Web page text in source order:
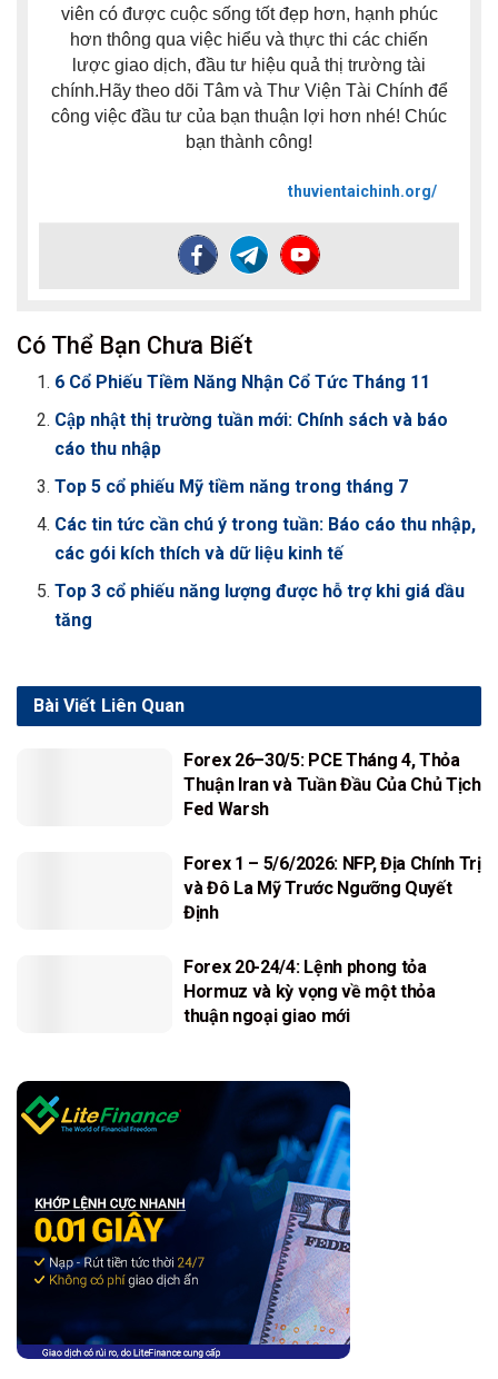
viên có được cuộc sống tốt đẹp hơn, hạnh phúc
hơn thông qua việc hiểu và thực thi các chiến
lược giao dịch, đầu tư hiệu quả thị trường tài
chính.Hãy theo dõi Tâm và Thư Viện Tài Chính để
công việc đầu tư của bạn thuận lợi hơn nhé! Chúc
bạn thành công!
thuvientaichinh.org/
Có Thể Bạn Chưa Biết
6 Cổ Phiếu Tiềm Năng Nhận Cổ Tức Tháng 11
Cập nhật thị trường tuần mới: Chính sách và báo
cáo thu nhập
Top 5 cổ phiếu Mỹ tiềm năng trong tháng 7
Các tin tức cần chú ý trong tuần: Báo cáo thu nhập,
các gói kích thích và dữ liệu kinh tế
Top 3 cổ phiếu năng lượng được hỗ trợ khi giá dầu
tăng
Liên Quan
Bài Viết
Forex 26–30/5: PCE Tháng 4, Thỏa
Thuận Iran và Tuần Đầu Của Chủ Tịch
Fed Warsh
Forex 1 – 5/6/2026: NFP, Địa Chính Trị
và Đô La Mỹ Trước Ngưỡng Quyết
Định
Forex 20-24/4: Lệnh phong tỏa
Hormuz và kỳ vọng về một thỏa
thuận ngoại giao mới